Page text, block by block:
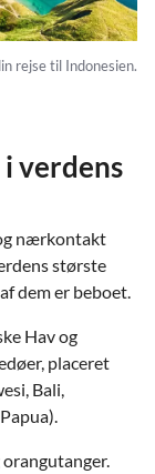
rejse til Indonesien.
verdens
nærkontakt
største
dem er beboet.
Hav og
placeret
Bali,